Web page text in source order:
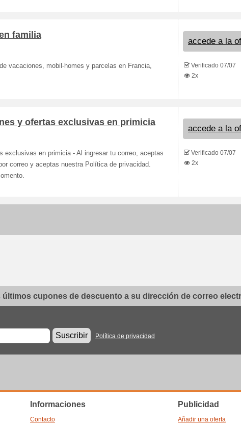
familia
vacaciones, mobil-homes y parcelas en Francia,
accede a la
Verificado 07/07
2x
y ofertas exclusivas en primicia
exclusivas en primicia - Al ingresar tu correo, aceptas
correo y aceptas nuestra Política de privacidad.
accede a la
Verificado 07/07
2x
cupones de descuento a su dirección de correo
Suscribir
Política de privacidad
Informaciones
Contacto
Publicidad
Añadir una oferta